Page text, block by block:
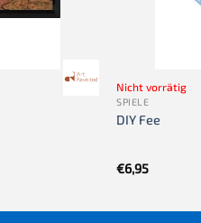
Nicht vorrätig
SPIELE
DIY Fee
€6,95